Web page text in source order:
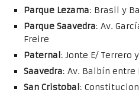
Parque Lezama: Brasil y
Parque Saavedra: Av.
Freire
Paternal: Jonte E/ Terrero
Saavedra: Av. Balbín entre
San Cristobal: